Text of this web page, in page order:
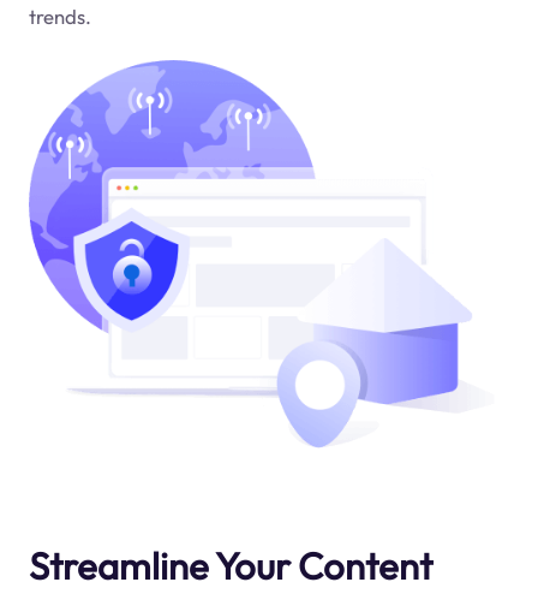
trends.
Streamline Your Content